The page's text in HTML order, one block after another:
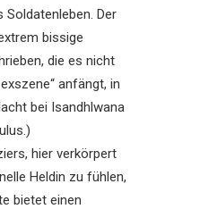
Soldatenleben. Der
bissige
die es nicht
anfängt, in
bei Isandhlwana
hier verkörpert
Heldin zu fühlen,
bietet einen